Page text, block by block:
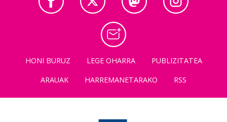
HONI BURUZ LEGE OHARRA
PUBLIZITATEA
ARAUAK
HARREMANETARAKO RSS